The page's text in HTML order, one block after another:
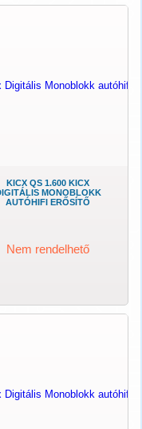
KICX QS 1.600 KICX
MONOBLOKK
AUTÓHIFI ERŐSÍTŐ
Nem rendelhető